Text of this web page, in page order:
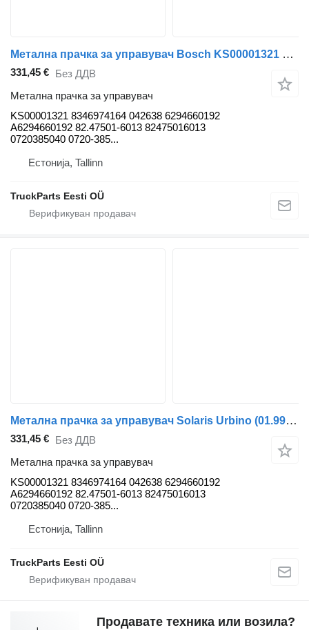
Метална прачка за управувач Bosch KS00001321 за автобус Solaris Urbino, Alpino, Vacanza (1999-)
331,45 € Без ДДВ
Метална прачка за управувач
KS00001321 8346974164 042638 6294660192
A6294660192 82.47501-6013 82475016013
0720385040 0720-385...
Естонија, Tallinn
TruckParts Eesti OÜ
Метална прачка за управувач Solaris Urbino (01.99-) KS00001321 за автобус Solaris Urbino, Alpino, Vacanza (1999-)
331,45 € Без ДДВ
Метална прачка за управувач
KS00001321 8346974164 042638 6294660192
A6294660192 82.47501-6013 82475016013
0720385040 0720-385...
Естонија, Tallinn
TruckParts Eesti OÜ
Продавате техника или возила?